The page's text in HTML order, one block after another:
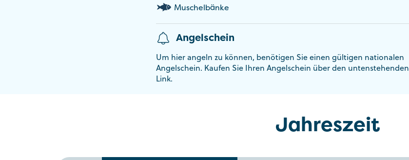
Muschelbänke
Angelschein
Um hier angeln zu können, benötigen Sie einen gültigen nationalen
Angelschein. Kaufen Sie Ihren Angelschein über den untenstehenden
Link.
Jahreszeit